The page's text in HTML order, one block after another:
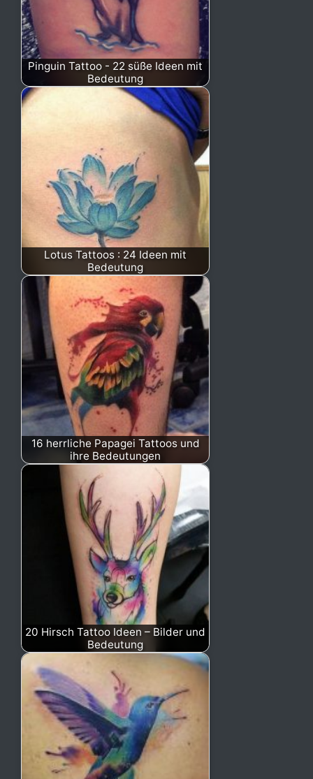
Pinguin Tattoo - 22 süße Ideen mit
Bedeutung
Lotus Tattoos : 24 Ideen mit
Bedeutung
16 herrliche Papagei Tattoos und
ihre Bedeutungen
20 Hirsch Tattoo Ideen – Bilder und
Bedeutung